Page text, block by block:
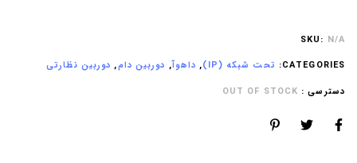
SKU: N/A
CATEGORIES:
تحت شبکه (IP) , داهوآ, دوربین دام, دوربین نظارتی
دسترسی : OUT OF STOCK